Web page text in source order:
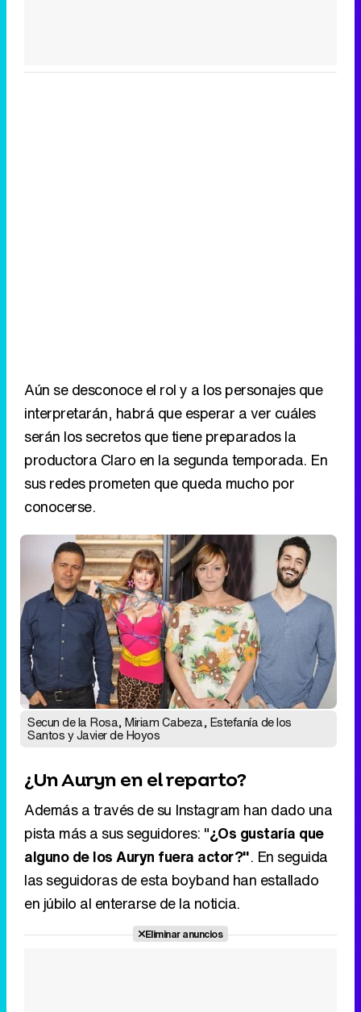
Aún se desconoce el rol y a los personajes que
interpretarán, habrá que esperar a ver cuáles
serán los secretos que tiene preparados la
productora Claro en la segunda temporada. En
sus redes prometen que queda mucho por
conocerse.
Secun de la Rosa, Miriam Cabeza, Estefanía de los
Santos y Javier de Hoyos
¿Un Auryn en el reparto?
Además a través de su Instagram han dado una
pista más a sus seguidores: "¿Os gustaría que
alguno de los Auryn fuera actor?". En seguida
las seguidoras de esta boyband han estallado
en júbilo al enterarse de la noticia.
Eliminar anuncios